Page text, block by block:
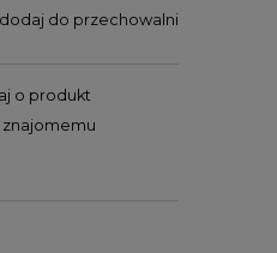
dodaj do przechowalni
o produkt